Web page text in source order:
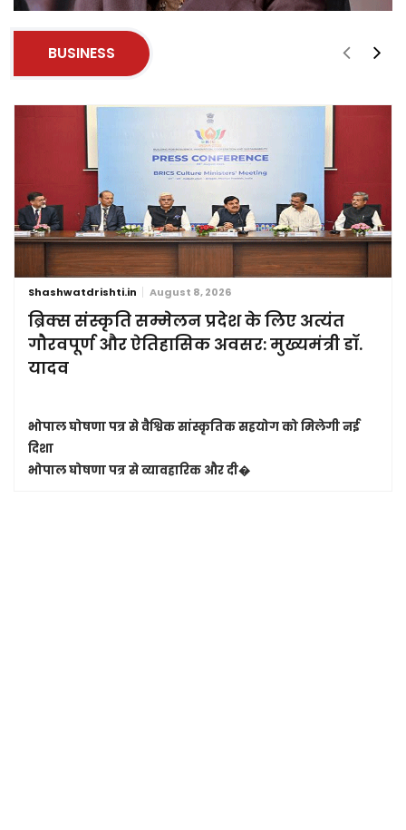
BUSINESS
Shashwatdrishti.in August 8, 2026
ब्रिक्स संस्कृति सम्मेलन प्रदेश के लिए अत्यंत
गौरवपूर्ण और ऐतिहासिक अवसर: मुख्यमंत्री डॉ.
यादव
भोपाल घोषणा पत्र से वैश्विक सांस्कृतिक सहयोग को मिलेगी नई
दिशा
भोपाल घोषणा पत्र से व्यावहारिक और दी�